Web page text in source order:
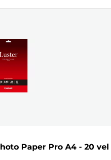
Paper Pro A4 - 20 vel